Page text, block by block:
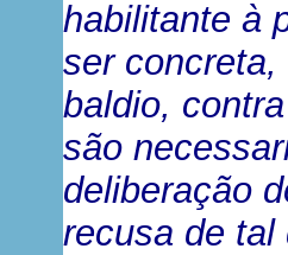
habilitante à
ser
baldio,
são
deliberação
recusa de tal